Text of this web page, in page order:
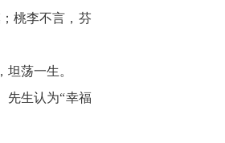
桃李不言，芬
荡一生。
先生认为“幸福